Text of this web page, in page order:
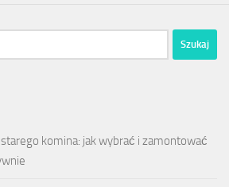
komina: jak wybrać i zamontować